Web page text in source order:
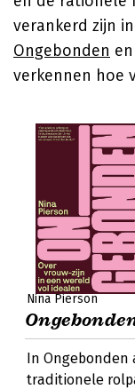
verankerd zijn
Ongebonden en
verkennen hoe
Nina Pierson
In Ongebonden
traditionele